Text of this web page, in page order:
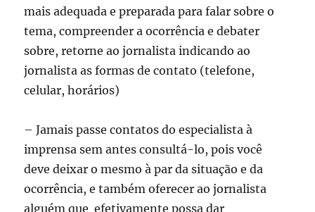
mais adequada e preparada para falar sobre o
tema, compreender a ocorrência e debater
sobre, retorne ao jornalista indicando ao
jornalista as formas de contato (telefone,
celular, horários)
– Jamais passe contatos do especialista à
imprensa sem antes consultá-lo, pois você
deve deixar o mesmo à par da situação e da
ocorrência, e também oferecer ao jornalista
alguém que efetivamente possa dar